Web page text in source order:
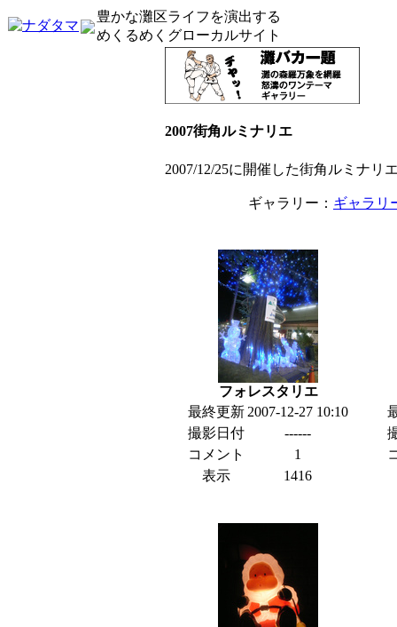
豊かな灘区ライフを演出する
めくるめくグローカルサイト
2007街角ルミナリエ
2007/12/25に開催した街角ルミナリ
ギャラリー： ギャラリ
フォレスタリエ
最終更新 2007-12-27 10:10
撮影日付
------
コメント
1
表示
1416